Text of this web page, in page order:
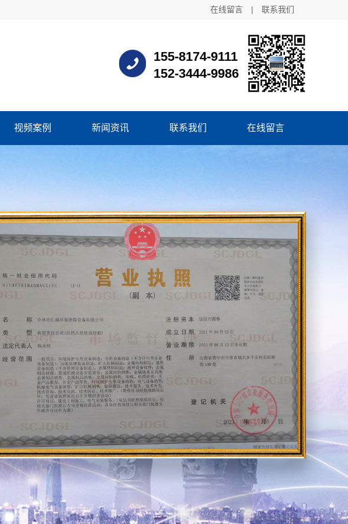
在线留言 | 联系我们
155-8174-9111
152-3444-9986
视频案例 新闻资讯 联系我们 在线留言